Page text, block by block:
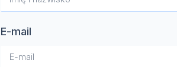
E-mail